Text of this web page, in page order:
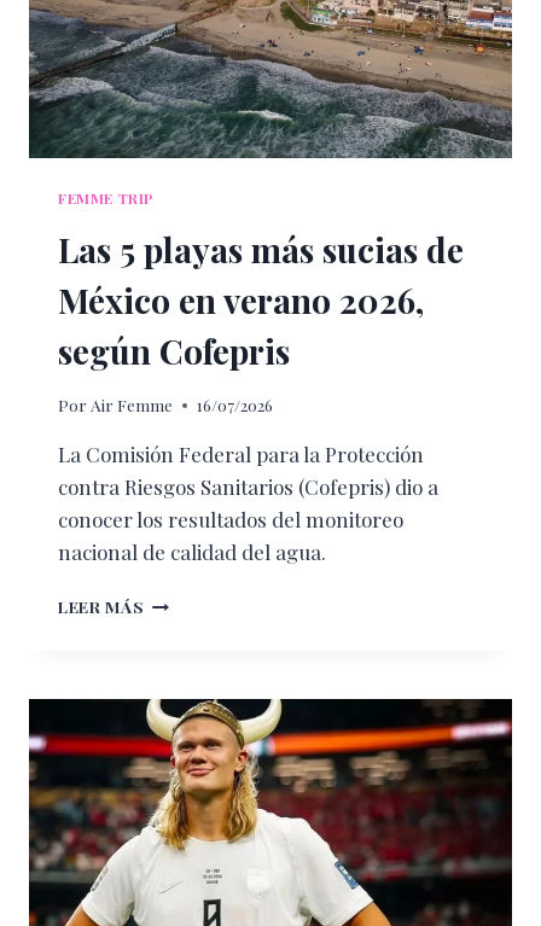
FEMME TRIP
Las 5 playas más sucias de
México en verano 2026,
según Cofepris
Por Air Femme 16/07/2026
La Comisión Federal para la Protección
contra Riesgos Sanitarios (Cofepris) dio a
conocer los resultados del monitoreo
nacional de calidad del agua.
LEER MÁS LAS
SUCIAS
DE
MÉXICO
EN
VERANO
2026,
SEGÚN
COFEPRIS